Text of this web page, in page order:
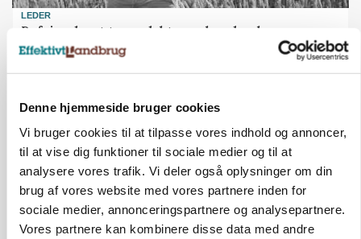
Denne hjemmeside bruger cookies
Vi bruger cookies til at tilpasse vores indhold og annoncer,
til at vise dig funktioner til sociale medier og til at
analysere vores trafik. Vi deler også oplysninger om din
brug af vores website med vores partnere inden for
sociale medier, annonceringspartnere og analysepartnere.
Vores partnere kan kombinere disse data med andre
LEDER
Befriende, at topredaktør erkender, hun er
blevet klogere. Det kunne vi alle lære af
Loading...